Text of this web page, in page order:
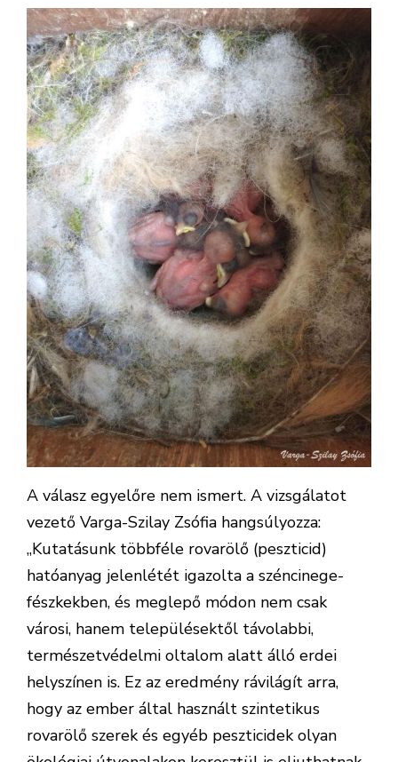
A válasz egyelőre nem ismert. A vizsgálatot
vezető Varga-Szilay Zsófia hangsúlyozza:
„Kutatásunk többféle rovarölő (peszticid)
hatóanyag jelenlétét igazolta a széncinege-
fészkekben, és meglepő módon nem csak
városi, hanem településektől távolabbi,
természetvédelmi oltalom alatt álló erdei
helyszínen is. Ez az eredmény rávilágít arra,
hogy az ember által használt szintetikus
rovarölő szerek és egyéb peszticidek olyan